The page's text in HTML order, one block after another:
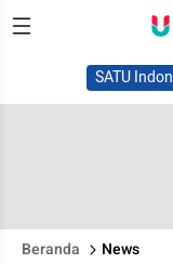
SATU
Beranda News